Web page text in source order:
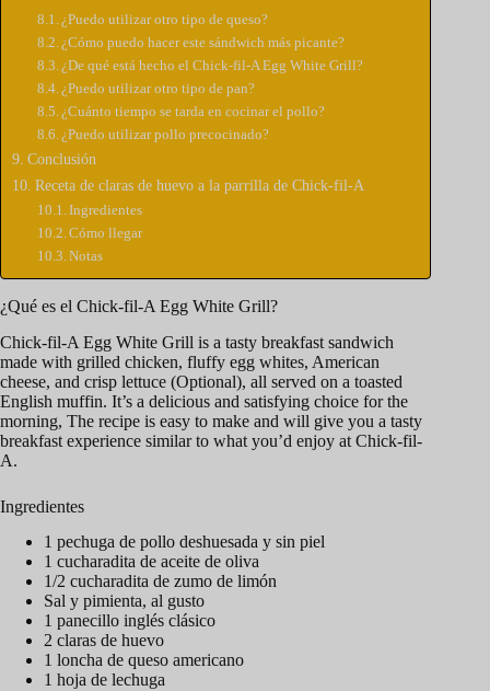
¿Puedo utilizar otro tipo de queso?
¿Cómo puedo hacer este sándwich más picante?
¿De qué está hecho el Chick-fil-A Egg White Grill?
¿Puedo utilizar otro tipo de pan?
¿Cuánto tiempo se tarda en cocinar el pollo?
¿Puedo utilizar pollo precocinado?
Conclusión
Receta de claras de huevo a la parrilla de Chick-fil-A
Ingredientes
Cómo llegar
Notas
¿Qué es el Chick-fil-A Egg White Grill?
Chick-fil-A Egg White Grill is a tasty breakfast sandwich
made with grilled chicken, fluffy egg whites, American
cheese, and crisp lettuce (Optional), all served on a toasted
English muffin. It’s a delicious and satisfying choice for the
morning, The recipe is easy to make and will give you a tasty
breakfast experience similar to what you’d enjoy at Chick-fil-
A.
Ingredientes
1 pechuga de pollo deshuesada y sin piel
1 cucharadita de aceite de oliva
1/2 cucharadita de zumo de limón
Sal y pimienta, al gusto
1 panecillo inglés clásico
2 claras de huevo
1 loncha de queso americano
1 hoja de lechuga